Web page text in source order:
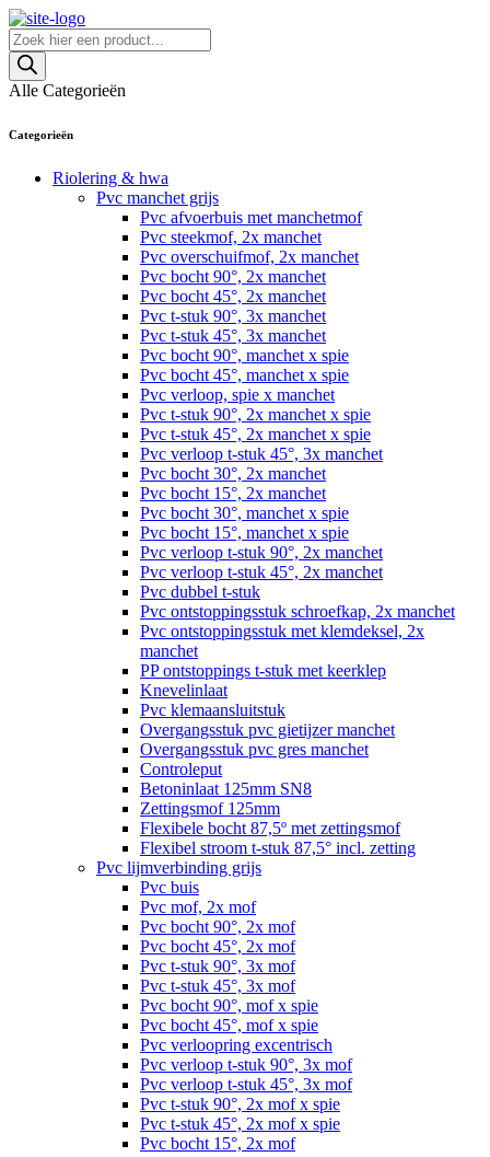
Skip
to
content
Producten
zoeken
Alle Categorieën
Categorieën
Riolering & hwa
Pvc manchet grijs
Pvc afvoerbuis met manchetmof
Pvc steekmof, 2x manchet
Pvc overschuifmof, 2x manchet
Pvc bocht 90°, 2x manchet
Pvc bocht 45°, 2x manchet
Pvc t-stuk 90°, 3x manchet
Pvc t-stuk 45°, 3x manchet
Pvc bocht 90°, manchet x spie
Pvc bocht 45°, manchet x spie
Pvc verloop, spie x manchet
Pvc t-stuk 90°, 2x manchet x spie
Pvc t-stuk 45°, 2x manchet x spie
Pvc verloop t-stuk 45°, 3x manchet
Pvc bocht 30°, 2x manchet
Pvc bocht 15°, 2x manchet
Pvc bocht 30°, manchet x spie
Pvc bocht 15°, manchet x spie
Pvc verloop t-stuk 90°, 2x manchet
Pvc verloop t-stuk 45°, 2x manchet
Pvc dubbel t-stuk
Pvc ontstoppingsstuk schroefkap, 2x manchet
Pvc ontstoppingsstuk met klemdeksel, 2x
manchet
PP ontstoppings t-stuk met keerklep
Knevelinlaat
Pvc klemaansluitstuk
Overgangsstuk pvc gietijzer manchet
Overgangsstuk pvc gres manchet
Controleput
Betoninlaat 125mm SN8
Zettingsmof 125mm
Flexibele bocht 87,5º met zettingsmof
Flexibel stroom t-stuk 87,5° incl. zetting
Pvc lijmverbinding grijs
Pvc buis
Pvc mof, 2x mof
Pvc bocht 90°, 2x mof
Pvc bocht 45°, 2x mof
Pvc t-stuk 90°, 3x mof
Pvc t-stuk 45°, 3x mof
Pvc bocht 90°, mof x spie
Pvc bocht 45°, mof x spie
Pvc verloopring excentrisch
Pvc verloop t-stuk 90°, 3x mof
Pvc verloop t-stuk 45°, 3x mof
Pvc t-stuk 90°, 2x mof x spie
Pvc t-stuk 45°, 2x mof x spie
Pvc bocht 15°, 2x mof